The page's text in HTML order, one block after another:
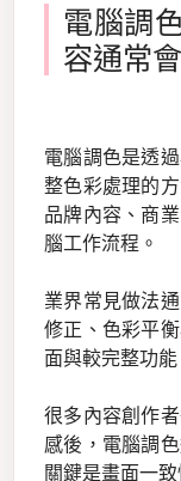
電腦調
容通常
電腦調色是透
整色彩處理的
品牌內容、商
腦工作流程。
業界常見做法
修正、色彩平
面與較完整功
很多內容創作
感後，電腦調
關鍵是畫面一